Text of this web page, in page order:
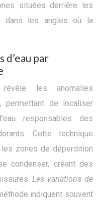
situées derrière les
dans les angles où la
par
révèle les anomalies
permettant de localiser
responsables des
Cette technique
zones de déperdition
condenser, créant des
Les variations de
indiquent souvent